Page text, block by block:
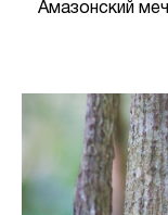
Амазонский